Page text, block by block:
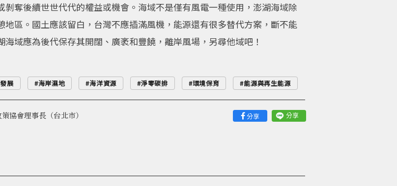
奪後續世世代代的權益或機會。海域不是僅有風電一種使用，澎湖海域除
區。國土應該留白，台灣不應插滿風機，能源還有很多替代方案，斷不能
域應為後代保存其開闊、廣袤和豐饒，離岸風場，另尋他域吧！
展 海岸濕地 海洋資源 淨零碳排 環境保育 能源與再生能源
分享 分享
協會理事長（台北市）